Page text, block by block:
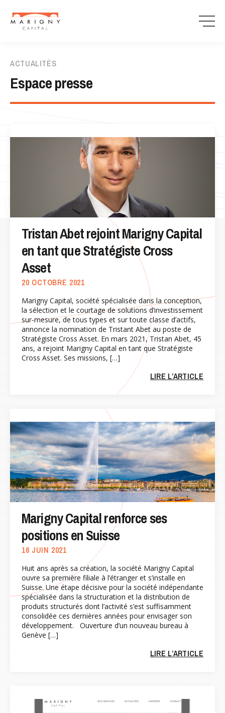
ACTUALITÉS
Espace presse
Tristan Abet rejoint Marigny Capital
en tant que Stratégiste Cross
Asset
20 OCTOBRE 2021
Marigny Capital, société spécialisée dans la conception,
la sélection et le courtage de solutions d’investissement
sur-mesure, de tous types et sur toute classe d’actifs,
annonce la nomination de Tristant Abet au poste de
Stratégiste Cross Asset. En mars 2021, Tristan Abet, 45
ans, a rejoint Marigny Capital en tant que Stratégiste
Cross Asset. Ses missions, […]
LIRE L’ARTICLE
Marigny Capital renforce ses
positions en Suisse
16 JUIN 2021
Huit ans après sa création, la société Marigny Capital
ouvre sa première filiale à l’étranger et s’installe en
Suisse. Une étape décisive pour la société indépendante
spécialisée dans la structuration et la distribution de
produits structurés dont l’activité s’est suffisamment
consolidée ces dernières années pour envisager son
développement. Ouverture d’un nouveau bureau à
Genève […]
LIRE L’ARTICLE